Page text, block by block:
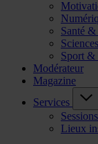
Santé
Sciences
Sport &
Modérateur
Magazine
Services
Lieux